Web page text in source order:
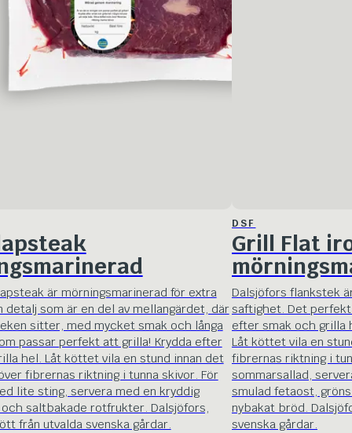
är mörningsmarinerad för extra
detalj som är en del av mellangärdet, där
sitter, med mycket smak och långa
passar perfekt att grilla! Krydda efter
hel. Låt köttet vila en stund innan det
fibrernas riktning i tunna skivor. För
lite sting, servera med en kryddig
saltbakade rotfrukter. Dalsjöfors,
från utvalda svenska gårdar.
DSF
Grill Flat
Dalsjöfors flankstek
saftighet. Det
efter smak och grilla
Låt köttet vila en
fibrernas riktning i
sommarsallad,
smulad fetaost,
nybakat bröd.
svenska gårdar.